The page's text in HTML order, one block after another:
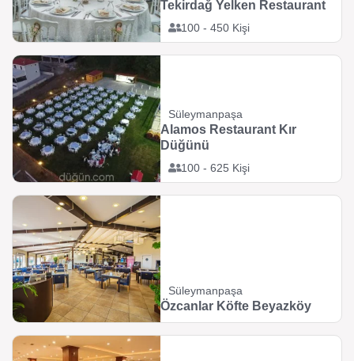
100 - 450 Kişi
Tekirdağ Yelken Restaurant
Süleymanpaşa
100 - 625 Kişi
Alamos Restaurant Kır
Düğünü
Süleymanpaşa
Özcanlar Köfte Beyazköy